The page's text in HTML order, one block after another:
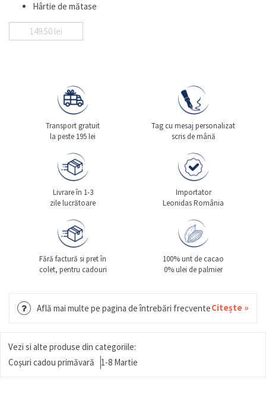
Hârtie de mătase
149.50 lei
Transport gratuit
la peste 195 lei
Tag cu mesaj personalizat
scris de mână
Livrare în 1-3
zile lucrătoare
Importator
Leonidas România
Fără factură si pret în
colet, pentru cadouri
100% unt de cacao
0% ulei de palmier
Află mai multe pe pagina de întrebări frecventeCitește »
Vezi si alte produse din categoriile:
Coșuri cadou primăvară
1-8 Martie